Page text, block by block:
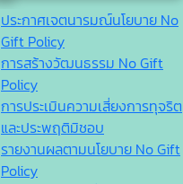
ประกาศเจตนารมณ์นโยบาย No
Gift Policy
การสร้างวัฒนธรรม No Gift
Policy
การประเมินความเสี่ยงการทุจริต
และประพฤติมิชอบ
รายงานผลตามนโยบาย No Gift
Policy